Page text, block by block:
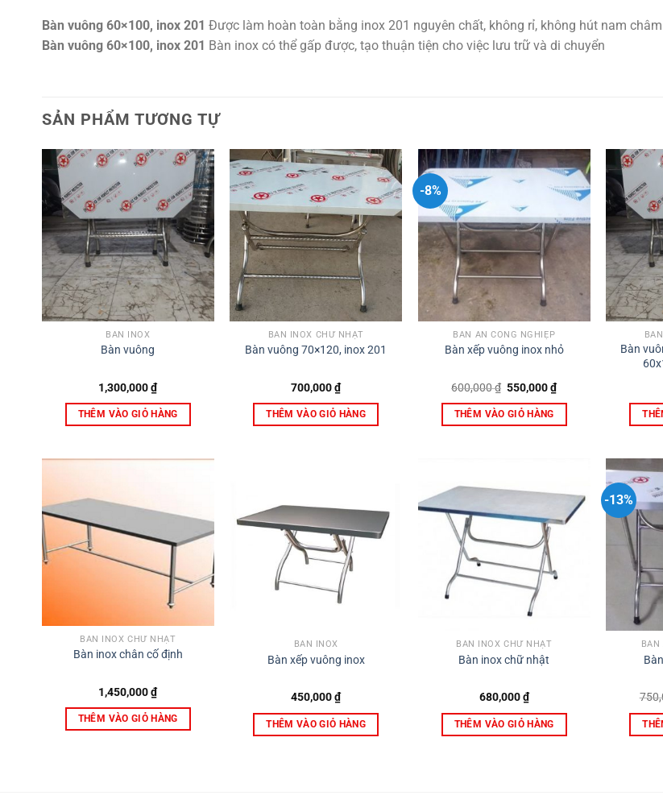
Bàn vuông 60×100, inox 201 Được làm hoàn toàn bằng inox 201 nguyên chất, không rỉ, không hút nam châm
Bàn vuông 60×100, inox 201 Bàn inox có thể gấp được, tạo thuận tiện cho việc lưu trữ và di chuyển
SẢN PHẨM TƯƠNG TỰ
BÀN INOX
Bàn vuông
1,300,000₫
THÊM VÀO GIỎ HÀNG
BÀN INOX CHỮ NHẬT
Bàn vuông 70×120, inox 201
700,000₫
THÊM VÀO GIỎ HÀNG
-8%
BÀN ĂN CÔNG NGHIỆP
Bàn xếp vuông inox nhỏ
600,000₫ Giá
là:
600,000 ₫.
550,000₫Giá
hiện
THÊM VÀO GIỎ HÀNG
Bàn
BÀN INOX CHỮ NHẬT
Bàn inox chân cố định
1,450,000₫
THÊM VÀO GIỎ HÀNG
BÀN INOX
Bàn xếp vuông inox
450,000₫
THÊM VÀO GIỎ HÀNG
BÀN INOX CHỮ NHẬT
Bàn inox chữ nhật
680,000₫
THÊM VÀO GIỎ HÀNG
-13%